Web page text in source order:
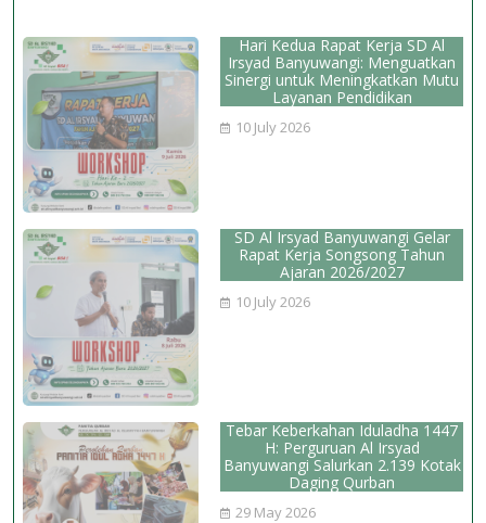
AFK
U12
2025
Hari Kedua Rapat Kerja SD Al
Irsyad Banyuwangi: Menguatkan
Sinergi untuk Meningkatkan Mutu
Layanan Pendidikan
10 July 2026
SD Al Irsyad Banyuwangi Gelar
Rapat Kerja Songsong Tahun
Ajaran 2026/2027
10 July 2026
Tebar Keberkahan Iduladha 1447
H: Perguruan Al Irsyad
Banyuwangi Salurkan 2.139 Kotak
Daging Qurban
29 May 2026